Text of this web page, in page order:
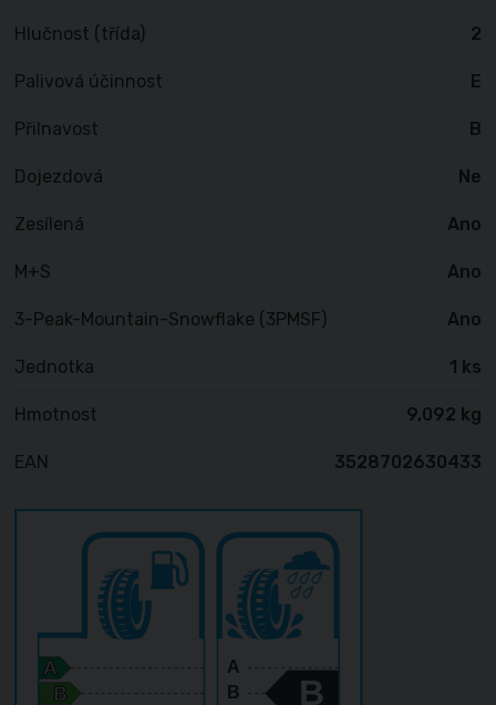
Hlučnost (třída) 2
Palivová účinnost E
Přilnavost B
Dojezdová Ne
Zesílená Ano
M+S Ano
3-Peak-Mountain-Snowflake (3PMSF) Ano
Jednotka 1 ks
Hmotnost 9,092 kg
EAN 3528702630433
A
B
B